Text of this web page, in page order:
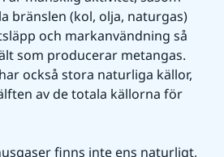
bränslen (kol, olja, naturgas)
och markanvändning så
som producerar metangas.
också stora naturliga källor,
av de totala källorna för
finns inte ens naturligt,